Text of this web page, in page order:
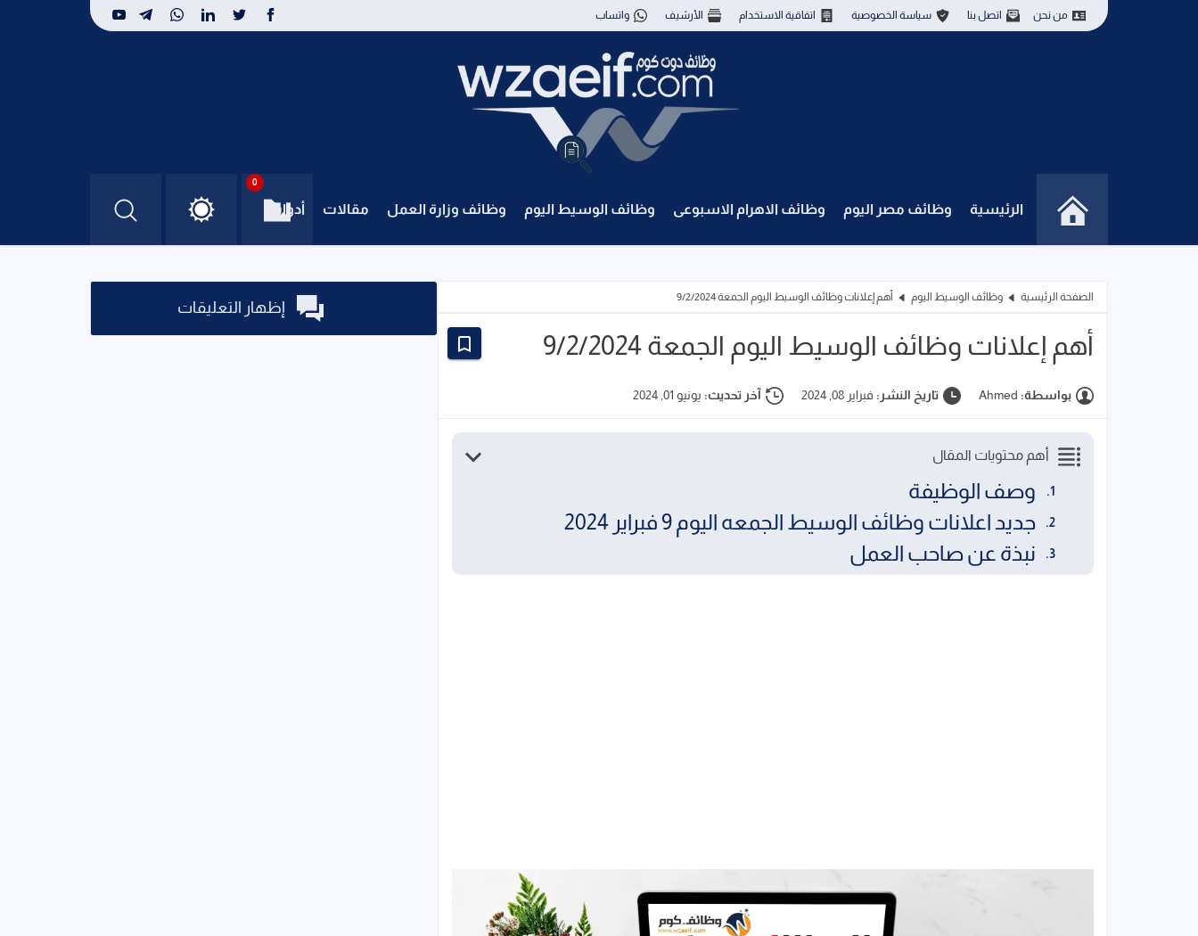
من نحن اتصل بنا سياسة الخصوصية اتفاقية الاستخدام الأرشيف واتساب
الرئيسية وظائف مصر اليوم وظائف الاهرام الاسبوعى وظائف الوسيط اليوم وظائف وزارة العمل مقالات أدوات
0
الصفحة الرئيسية وظائف الوسيط اليوم أهم إعلانات وظائف الوسيط اليوم الجمعة 9/2/2024
أهم إعلانات وظائف الوسيط اليوم الجمعة 9/2/2024
بواسطة: Ahmed تاريخ النشر: فبراير 08, 2024 آخر تحديث: يونيو 01, 2024
أهم محتويات المقال
وصف الوظيفة
جديد اعلانات وظائف الوسيط الجمعه اليوم 9 فبراير 2024
نبذة عن صاحب العمل
إظهار التعليقات